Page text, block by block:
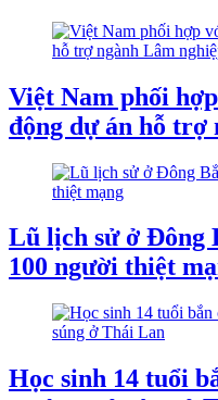
Việt Nam phối
động dự án hỗ trợ
Lũ lịch sử ở Đông
100 người thiệt
Học sinh 14 tuổi